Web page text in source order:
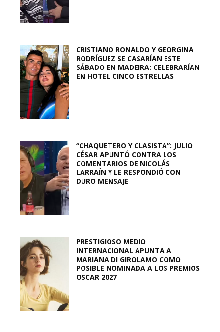
CRISTIANO RONALDO Y GEORGINA
RODRÍGUEZ SE CASARÍAN ESTE
SÁBADO EN MADEIRA: CELEBRARÍAN
EN HOTEL CINCO ESTRELLAS
“CHAQUETERO Y CLASISTA”: JULIO
CÉSAR APUNTÓ CONTRA LOS
COMENTARIOS DE NICOLÁS
LARRAÍN Y LE RESPONDIÓ CON
DURO MENSAJE
PRESTIGIOSO MEDIO
INTERNACIONAL APUNTA A
MARIANA DI GIROLAMO COMO
POSIBLE NOMINADA A LOS PREMIOS
OSCAR 2027